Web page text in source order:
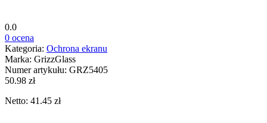
0.0
0 ocena
Kategoria: Ochrona ekranu
Marka: GrizzGlass
Numer artykułu: GRZ5405
50.98 zł
Netto: 41.45 zł